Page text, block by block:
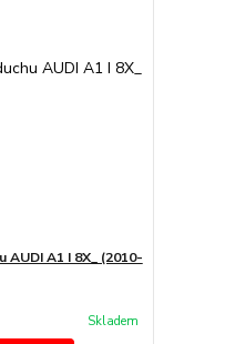
AUDI A1 I 8X_ (2010-
Skladem